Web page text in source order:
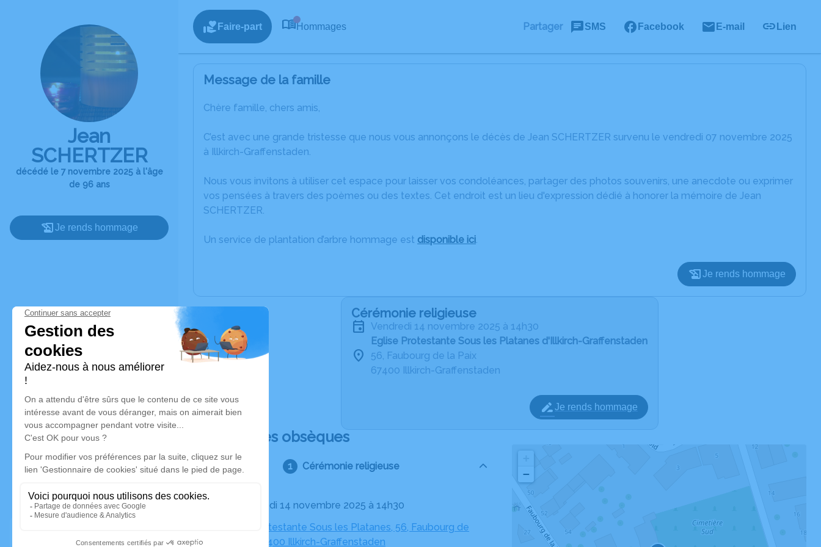
Jean
SCHERTZER
décédé le 7 novembre 2025 à l'âge
de 96 ans
Je rends hommage
Faire-part Hommages Partager SMS Facebook E-mail Lien
Message de la famille
Chère famille, chers amis,
C’est avec une grande tristesse que nous vous annonçons le décès de Jean SCHERTZER survenu le vendredi 07 novembre 2025
à Illkirch-Graffenstaden.
Nous vous invitons à utiliser cet espace pour laisser vos condoléances, partager des photos souvenirs, une anecdote ou exprimer
vos pensées à travers des poèmes ou des textes. Cet endroit est un lieu d'expression dédié à honorer la mémoire de Jean
SCHERTZER.
Un service de plantation d’arbre hommage est disponible ici.
Je rends hommage
Cérémonie religieuse
vendredi 14 novembre 2025 à 14h30
Eglise Protestante Sous les Platanes d'Illkirch-Graffenstaden
56, Faubourg de la Paix
67400 Illkirch-Graffenstaden
Je rends hommage
Déroulé des obsèques
Cérémonie religieuse
Le vendredi 14 novembre 2025 à 14h30
Eglise Protestante Sous les Platanes, 56, Faubourg de
la Paix, 67400 Illkirch-Graffenstaden
−